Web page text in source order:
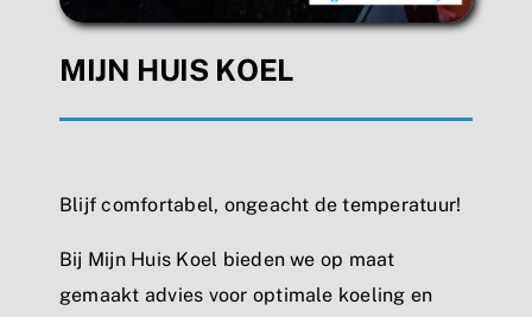
MIJN HUIS KOEL
Blijf comfortabel, ongeacht de temperatuur!
Bij Mijn Huis Koel bieden we op maat
gemaakt advies voor optimale koeling en